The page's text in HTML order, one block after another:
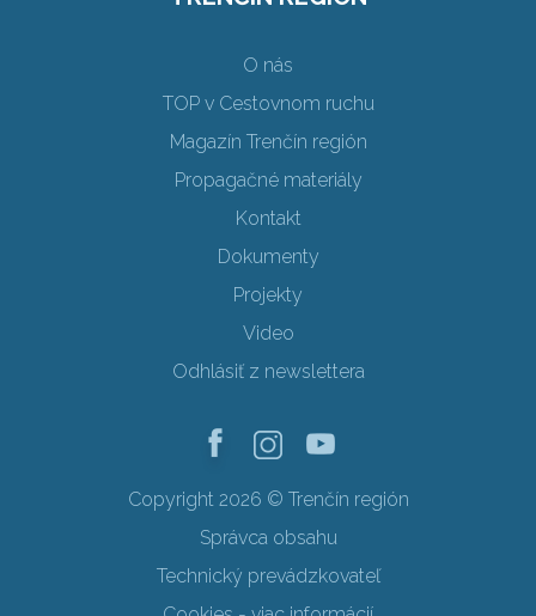
O nás
TOP v Cestovnom ruchu
Magazín Trenčín región
Propagačné materiály
Kontakt
Dokumenty
Projekty
Video
Odhlásiť z newslettera
Copyright 2026 © Trenčín región
Správca obsahu
Technický prevádzkovateľ